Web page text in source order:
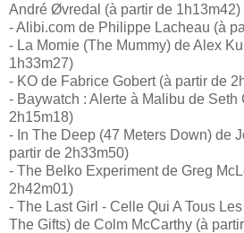
André Øvredal (à partir de 1h13m42)
- Alibi.com de Philippe Lacheau (à
- La Momie (The Mummy) de Alex
1h33m27)
- KO de Fabrice Gobert (à partir de
- Baywatch : Alerte à Malibu de Seth
2h15m18)
- In The Deep (47 Meters Down) de
partir de 2h33m50)
- The Belko Experiment de Greg
2h42m01)
- The Last Girl - Celle Qui A Tous
The Gifts) de Colm McCarthy (à